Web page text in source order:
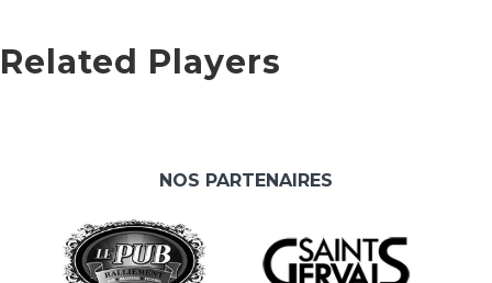
Related Players
NOS PARTENAIRES